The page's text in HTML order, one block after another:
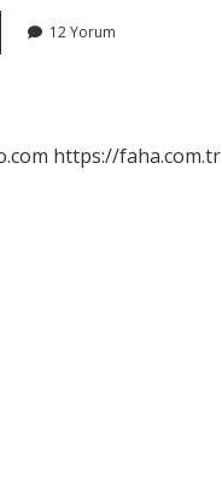
12 Yorum
https://faha.com.tr